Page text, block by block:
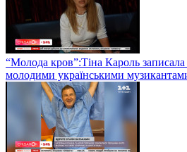
“Молода кров”:Тіна Кароль записала
молодими українськими